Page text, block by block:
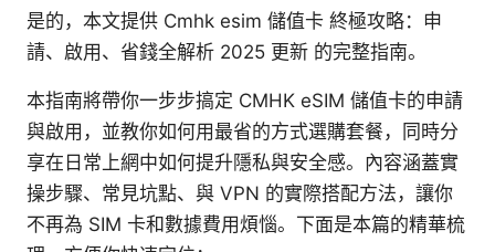
是的，本文提供 Cmhk esim 儲值卡 終極攻略：申
請、啟用、省錢全解析 2025 更新 的完整指南。
本指南將帶你一步步搞定 CMHK eSIM 儲值卡的申請
與啟用，並教你如何用最省的方式選購套餐，同時分
享在日常上網中如何提升隱私與安全感。內容涵蓋實
操步驟、常見坑點、與 VPN 的實際搭配方法，讓你
不再為 SIM 卡和數據費用煩惱。下面是本篇的精華梳